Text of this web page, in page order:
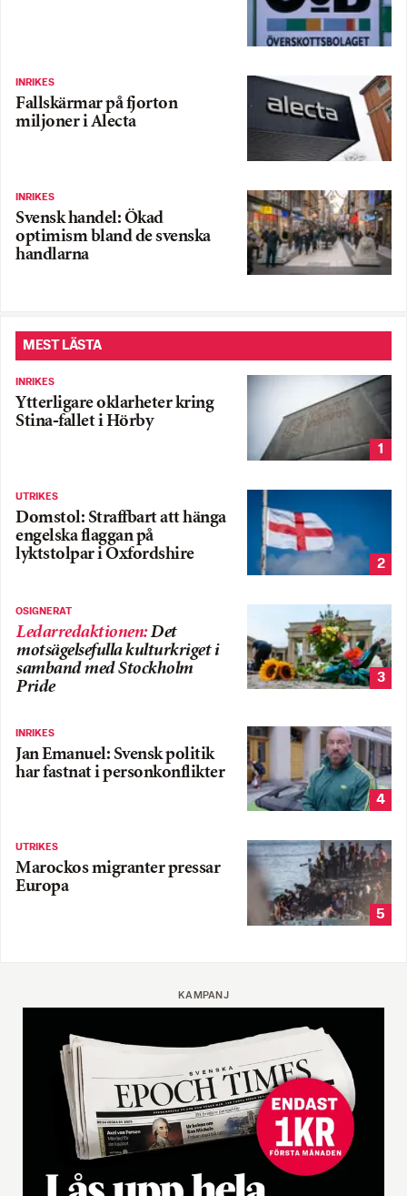
INRIKES
Fallskärmar på fjorton
miljoner i Alecta
INRIKES
Svensk handel: Ökad
optimism bland de svenska
handlarna
MEST LÄSTA
INRIKES
Ytterligare oklarheter kring
Stina-fallet i Hörby
1
UTRIKES
Domstol: Straffbart att hänga
engelska flaggan på
lyktstolpar i Oxfordshire
2
OSIGNERAT
Ledarredaktionen:Det
motsägelsefulla kulturkriget i
samband med Stockholm
Pride
3
INRIKES
Jan Emanuel: Svensk politik
har fastnat i personkonflikter
4
UTRIKES
Marockos migranter pressar
Europa
5
KAMPANJ